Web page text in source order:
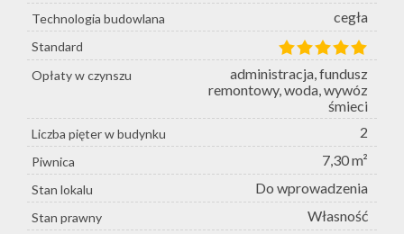
Technologia budowlana cegła
Standard
Opłaty w czynszu
administracja, fundusz
remontowy, woda, wywóz
śmieci
Liczba pięter w budynku 2
Piwnica 7,30 m²
Stan lokalu Do wprowadzenia
Stan prawny Własność